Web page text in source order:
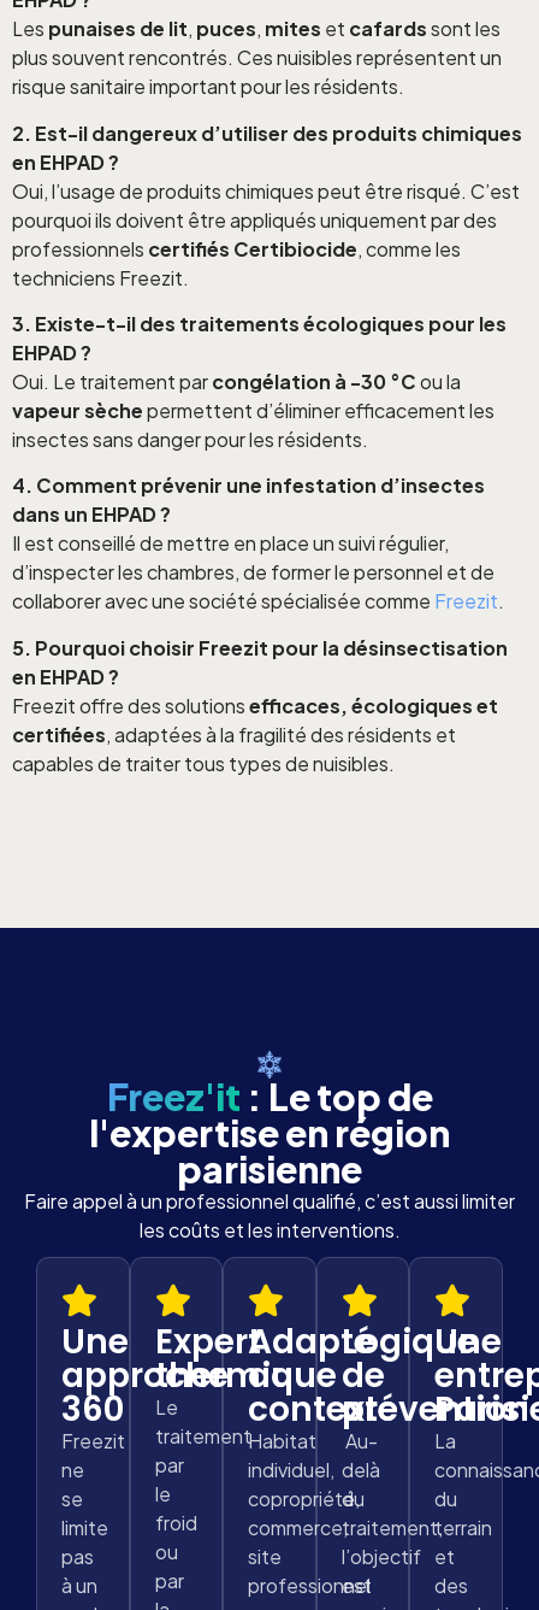
Les punaises de lit, puces, mites et cafardssont les
plus souvent rencontrés. Ces nuisibles représentent un
risque sanitaire important pour les résidents.
2. Est-il dangereux d’utiliser des produits chimiques
en EHPAD ?
Oui, l’usage de produits chimiques peut être risqué. C’est
pourquoi ils doivent être appliqués uniquement par des
professionnels certifiés Certibiocide, comme les
techniciens Freezit.
3. Existe-t-il des traitements écologiques pour les
EHPAD ?
Oui. Le traitement parcongélation à -30 °Cou la
vapeur sèchepermettent d’éliminer efficacement les
insectes sans danger pour les résidents.
4. Comment prévenir une infestation d’insectes
dans un EHPAD ?
Il est conseillé de mettre en place un suivi régulier,
d’inspecter les chambres, de former le personnel et de
collaborer avec une société spécialisée comme Freezit.
5. Pourquoi choisir Freezit pour la désinsectisation
en EHPAD ?
Freezit offre des solutionsefficaces, écologiques et
certifiées, adaptées à la fragilité des résidents et
capables de traiter tous types de nuisibles.
Freez'it : Le top de
l'expertise en région
parisienne
Faire appel à un professionnel qualifié, c’est aussi limiter
les coûts et les interventions.
Une
approche
360
Freezit
ne
se
limite
pas
à un
Expert
thermique
Le
traitement
par
le
froid
ou
par
Adapté
au
contexte
Habitat
individuel,
copropriété,
commerce,
site
professionnel
Logique
de
prévention
Au-
delà
du
traitement,
l’objectif
est
Une
La
du
terrain
et
des